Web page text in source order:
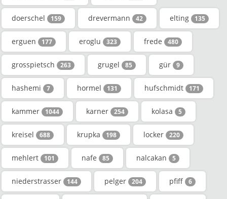
doerschel 159 drevermann 42 elting 135
erguen 177 eroglu 323 frede 480
grosspietsch 263 grugel 85 gür 9
hashemi 7 hormel 131 hufschmidt 171
kammer 1044 karner 254 kolasa 5
kreisel 688 krupka 198 locker 220
mehlert 101 nafe 85 nalcakan 5
niederstrasser 144 pelger 204 pfiff 6